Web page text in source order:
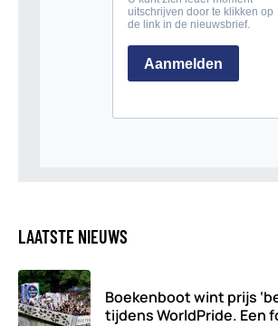
LAATSTE NIEUWS
Boekenboot wint prijs
tijdens WorldPride. Een